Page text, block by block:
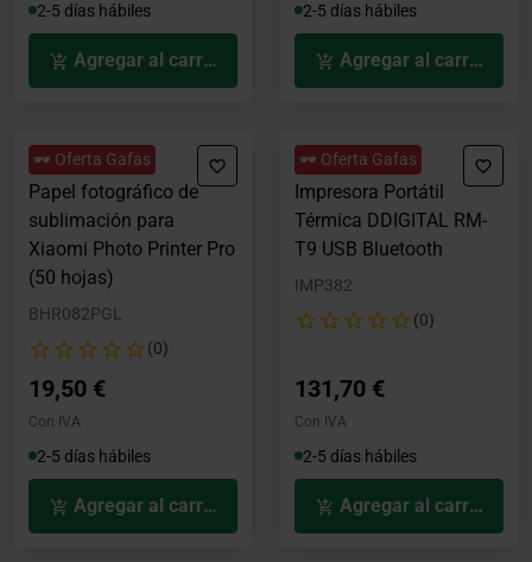
2-5 días hábiles
Agregar al carrito
2-5 días hábiles
Agregar al carrito
🕶️ Oferta Gafas
Papel fotográfico de
sublimación para
Xiaomi Photo Printer Pro
(50 hojas)
BHR082PGL
(0)
19,50 €
Con IVA
2-5 días hábiles
Agregar al carrito
🕶️ Oferta Gafas
Impresora Portátil
Térmica DDIGITAL RM-
T9 USB Bluetooth
IMP382
(0)
131,70 €
Con IVA
2-5 días hábiles
Agregar al carrito